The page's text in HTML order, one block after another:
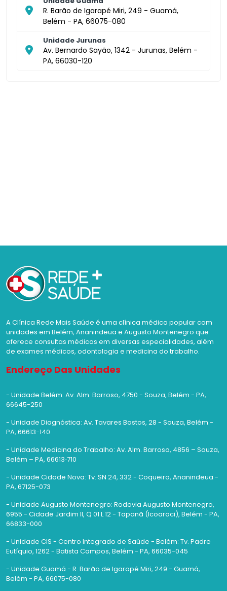
R. Barão de Igarapé Miri, 249 - Guamá,
Belém - PA, 66075-080
Unidade Jurunas
Av. Bernardo Sayão, 1342 - Jurunas, Belém -
PA, 66030-120
A Clínica Rede Mais Saúde é uma clínica médica popular com
unidades em Belém, Ananindeua e Augusto Montenegro que
oferece consultas médicas em diversas especialidades, além
de exames médicos, odontologia e medicina do trabalho.
Endereço Das Unidades
- Unidade Belém: Av. Alm. Barroso, 4750 - Souza, Belém - PA,
66645-250
- Unidade Diagnóstica: Av. Tavares Bastos, 28 - Souza, Belém -
PA, 66613-140
- Unidade Medicina do Trabalho: Av. Alm. Barroso, 4856 – Souza,
Belém – PA, 66613‑710
- Unidade Cidade Nova: Tv. SN 24, 332 - Coqueiro, Ananindeua -
PA, 67125-073
- Unidade Augusto Montenegro: Rodovia Augusto Montenegro,
6955 - Cidade Jardim II, Q 01 L 12 - Tapanã (Icoaraci), Belém - PA,
66833-000
- Unidade CIS - Centro Integrado de Saúde - Belém: Tv. Padre
Eutíquio, 1262 - Batista Campos, Belém - PA, 66035-045
- Unidade Guamá - R. Barão de Igarapé Miri, 249 - Guamá,
Belém - PA, 66075-080